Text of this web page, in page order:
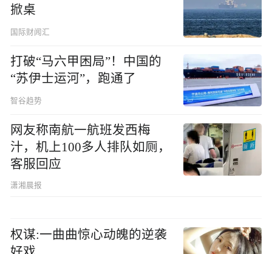
掀桌
国际财闻汇
打破“马六甲困局”！中国的
“苏伊士运河”，跑通了
智谷趋势
网友称南航一航班发西梅
汁，机上100多人排队如厕，
客服回应
潇湘晨报
权谋:一曲曲惊心动魄的逆袭